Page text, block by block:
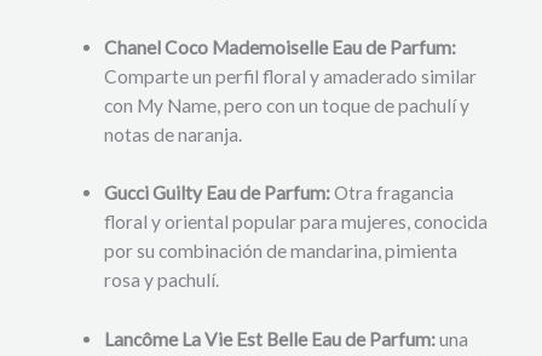
Chanel Coco Mademoiselle Eau de Parfum:
Comparte un perfil floral y amaderado similar
con My Name, pero con un toque de pachulí y
notas de naranja.
Gucci Guilty Eau de Parfum:Otra fragancia
floral y oriental popular para mujeres, conocida
por su combinación de mandarina, pimienta
rosa y pachulí.
Lancôme La Vie Est Belle Eau de Parfum:una